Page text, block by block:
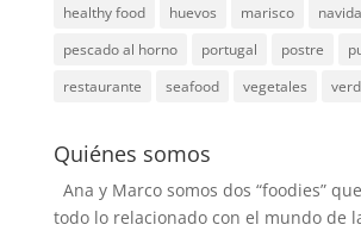
healthy food
huevos marisco
pescado al horno
portugal postre
restaurante
seafood vegetales
Quiénes somos
Ana y Marco somos dos “foodies”
todo lo relacionado con el mundo de